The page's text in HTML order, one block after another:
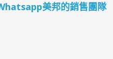
美邦的銷售團隊